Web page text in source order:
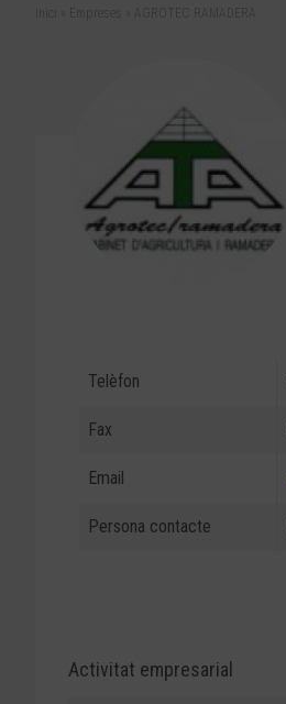
Telèfon
Fax
Email
Persona contacte
Activitat empresarial